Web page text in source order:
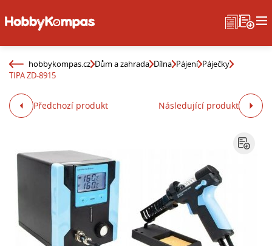
hobbykompas.cz Dům a zahrada Dílna Pájení Páječky
TIPA ZD-8915
Předchozí produkt Následující produkt